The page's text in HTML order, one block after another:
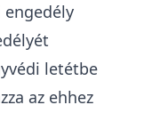
engedély
letétbe
az ehhez